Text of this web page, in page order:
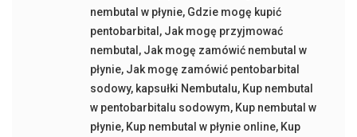
nembutal w płynie, Gdzie mogę kupić
pentobarbital , Jak mogę przyjmować
nembutal , Jak mogę zamówić nembutal w
płynie, Jak mogę zamówić pentobarbital
sodowy, kapsułki Nembutalu, Kup nembutal
w pentobarbitalu sodowym, Kup nembutal w
płynie, Kup nembutal w płynie online, Kup